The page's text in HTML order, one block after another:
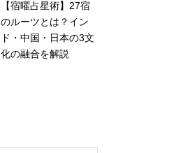
【宿曜占星術】27宿
のルーツとは？イン
ド・中国・日本の3文
化の融合を解説